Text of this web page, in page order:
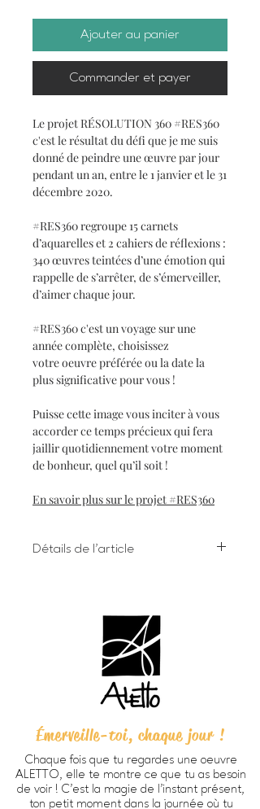
Ajouter au panier
Commander et payer
Le projet RÉSOLUTION 360 #RES360
c'est le résultat du défi que je me suis
donné de peindre une œuvre par jour
pendant un an, entre le 1 janvier et le 31
décembre 2020.
#RES360 regroupe 15 carnets
d’aquarelles et 2 cahiers de réflexions :
340 œuvres teintées d’une émotion qui
rappelle de s’arrêter, de s’émerveiller,
d’aimer chaque jour.
#RES360 c'est un voyage sur une
année complète, choisissez
votre oeuvre préférée ou la date la
plus significative pour vous !
Puisse cette image vous inciter à vous
accorder ce temps précieux qui fera
jaillir quotidiennement votre moment
de bonheur, quel qu’il soit !
En savoir plus sur le projet #RES360
Détails de l'article
Dimensions 8 X 10 pouces (203 X
254 cm) incluant bordure
Chaque oeuvre est signée à la main
Papier beaux-arts Verona 250
HD, fini mat lisse, sans acide, 100%
Prête à encadrer -cadre non
inclus
Emballage personnalisé ALETTO
parfait pour offrir en cadeau
Imprimée à Trois-Rivières
Émerveille-toi, chaque jour !
Chaque fois que tu regardes une oeuvre
ALETTO, elle te montre ce que tu as besoin
de voir ! C’est la magie de l’instant présent,
ton petit moment dans la journée où tu